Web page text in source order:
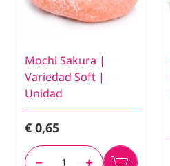
Mochi Sakura |
Variedad Soft |
Unidad
€ 0,65